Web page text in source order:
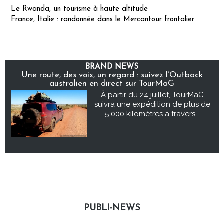
Le Rwanda, un tourisme à haute altitude
France, Italie : randonnée dans le Mercantour frontalier
BRAND NEWS
Une route, des voix, un regard : suivez l’Outback
australien en direct sur TourMaG
À partir du 24 juillet, TourMaG
suivra une expédition de plus de
5 000 kilomètres à travers...
PUBLI-NEWS